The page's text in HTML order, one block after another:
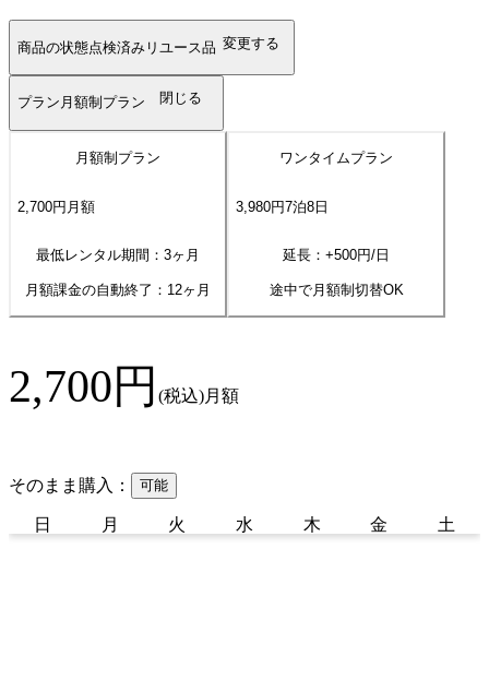
商品の状態点検済みリユース品 変更する
プラン 月額制プラン 閉じる
月額制プラン
2,700円 月額
最低レンタル期間：3ヶ月
月額課金の自動終了： 12ヶ月
ワンタイムプラン
3,980円7泊8日
延長：+500円/日
途中で月額制切替OK
2,700円 (税込)月額
そのまま購入： 可能
日 月 火 水 木 金 土